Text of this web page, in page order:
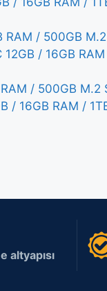
/ 500GB
/ 16GB
/ 500GB M.2
/ 16GB RAM /
altyapısı